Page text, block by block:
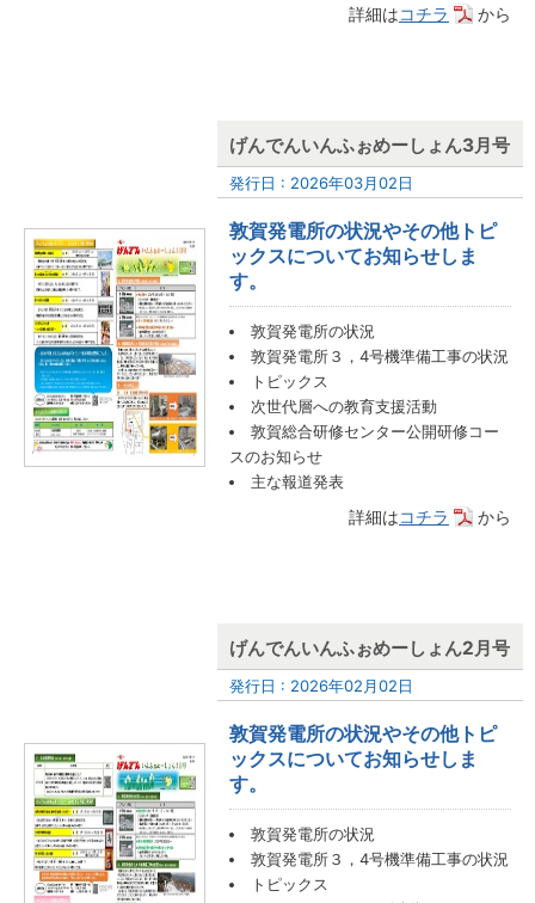
詳細はコチラ から
げんでんいんふぉめーしょん3月号
発行日 : 2026年03月02日
敦賀発電所の状況やその他トピ
ックスについてお知らせしま
す。
敦賀発電所の状況
敦賀発電所３，4号機準備工事の状況
トピックス
次世代層への教育支援活動
敦賀総合研修センター公開研修コー
スのお知らせ
主な報道発表
詳細はコチラ から
げんでんいんふぉめーしょん2月号
発行日 : 2026年02月02日
敦賀発電所の状況やその他トピ
ックスについてお知らせしま
す。
敦賀発電所の状況
敦賀発電所３，4号機準備工事の状況
トピックス